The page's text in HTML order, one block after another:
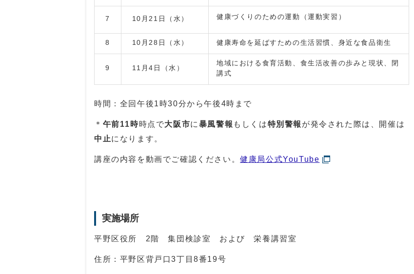
7 10月21日（水） 健康づくりのための運動（運動実習）
8 10月28日（水） 健康寿命を延ばすための生活習慣、身近な食品衛生
9 11月4日（水）
地域における食育活動、食生活改善の歩みと現状、閉
講式
時間：全回午後1時30分から午後4時まで
＊ 午前11時時点で大阪市に 暴風警報 もしくは特別警報 が発令された際は、開催は
中止になります。
講座の内容を動画でご確認ください。健康局公式YouTube
実施場所
平野区役所 2階 集団検診室 および 栄養講習室
住所：平野区背戸口3丁目8番19号